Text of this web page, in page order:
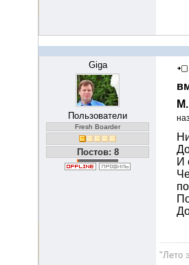
Giga
Пользователи
Fresh Boarder
Постов: 8
И
"Лето